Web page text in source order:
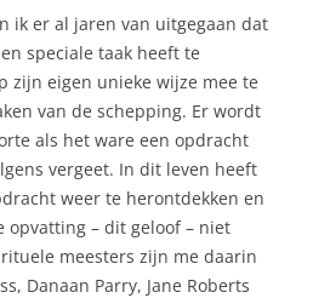
ik er al jaren van uitgegaan dat
speciale taak heeft te
zijn eigen unieke wijze mee te
van de schepping. Er wordt
als het ware een opdracht
vergeet. In dit leven heeft
weer te herontdekken en
opvatting – dit geloof – niet
meesters zijn me daarin
Danaan Parry, Jane Roberts